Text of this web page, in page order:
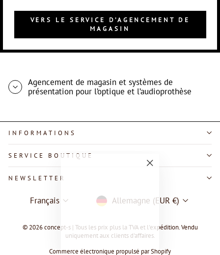
VERS LE SERVICE D’AGENCEMENT DE
MAGASIN
Agencement de magasin et systèmes de
présentation pour l’optique et l’audioprothèse
INFORMATIONS
SERVICE BOUTIQUE
NEWSLETTER
LANGUE
Français DEVISEAllemagne (EUR €)
© 2026 concept-s | Tous les prix plus la TVA et l'expédition. Vendu
uniquement aux clients d'affaires.
Commerce électronique propulsé par Shopify